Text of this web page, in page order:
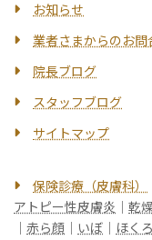
お知らせ
業者さまからのお問
院長ブログ
スタッフブログ
サイトマップ
保険診療（皮膚科）
アトピー性皮膚炎
乾
赤ら顔 いぼ ほくろ